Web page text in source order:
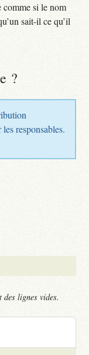
comme si le nom
sait-il ce qu’il
?
responsables.
lignes vides.